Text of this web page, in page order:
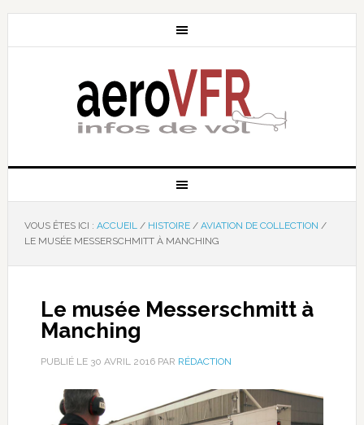
VOUS ÊTES ICI : ACCUEIL / HISTOIRE / AVIATION DE COLLECTION /
LE MUSÉE MESSERSCHMITT À MANCHING
Le musée Messerschmitt à
Manching
PUBLIÉ LE 30 AVRIL 2016PAR RÉDACTION